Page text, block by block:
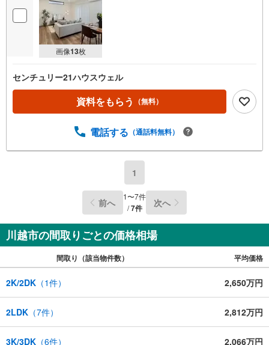
画像13枚
センチュリー21ハウスウェル
資料をもらう （無料）
電話する （通話料無料）
1
前へ 1〜7件
/7件 次へ
川越市の間取りごとの価格相場
間取り（該当物件数） 平均価格
2K/2DK （1件） 2,650万円
2LDK （7件） 2,812万円
3K/3DK （6件） 2,066万円